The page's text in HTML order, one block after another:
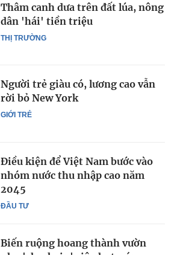
THỊ TRƯỜNG
Thâm canh dưa trên đất lúa, nông
dân 'hái' tiền triệu
GIỚI TRẺ
Người trẻ giàu có, lương cao vẫn
rời bỏ New York
ĐẦU TƯ
Điều kiện để Việt Nam bước vào
nhóm nước thu nhập cao năm
2045
Biến ruộng hoang thành vườn